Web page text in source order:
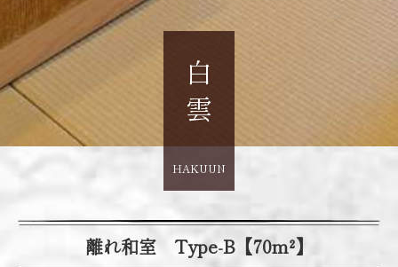
白雲
HAKUUN
離れ和室 Type-B【70m²】